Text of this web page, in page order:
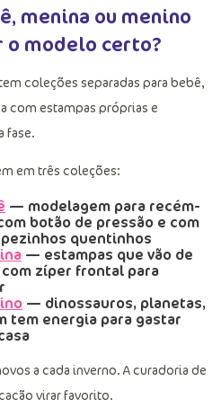
menina ou menino
modelo certo?
coleções separadas para bebê,
com estampas próprias e
fase.
em três coleções:
— modelagem para recém-
botão de pressão e com
quentinhos
— estampas que vão de
zíper frontal para
— dinossauros, planetas,
tem energia para gastar
a cada inverno. A curadoria de
virar favorito.